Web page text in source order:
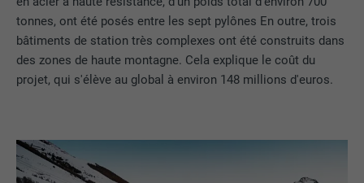
tonnes, ont été posés entre les sept pylônes En outre, trois
bâtiments de station très complexes ont été construits dans
des zones de haute montagne. Cela explique le coût du
projet, qui s'élève au global à environ 148 millions d'euros.